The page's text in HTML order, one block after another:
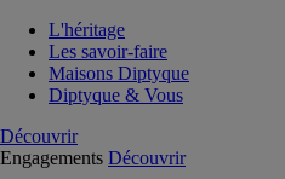
L'héritage
Les savoir-faire
Maisons Diptyque
Diptyque & Vous
Découvrir
Engagements Découvrir